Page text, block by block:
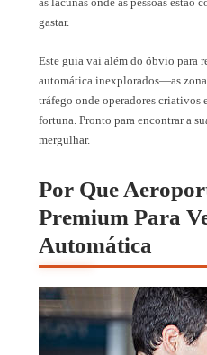
gastar.
Este guia vai além do óbvio para
automática inexplorados—as
tráfego onde operadores criativos
fortuna. Pronto para encontrar a
mergulhar.
Por Que
Premium Para
Automática